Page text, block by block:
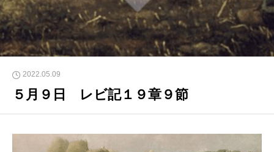
2022.05.09
５月９日 レビ記１９章９節